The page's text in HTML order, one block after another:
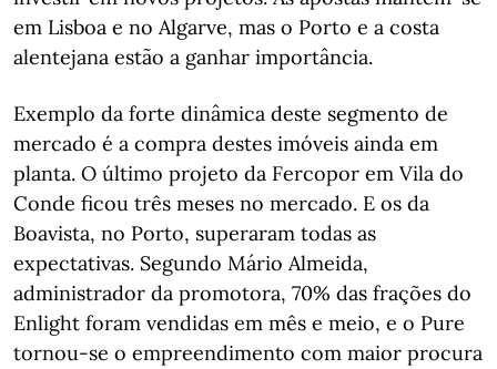
em Lisboa e no Algarve, mas o Porto e a costa
alentejana estão a ganhar importância.
Exemplo da forte dinâmica deste segmento de
mercado é a compra destes imóveis ainda em
planta. O último projeto da Fercopor em Vila do
Conde ficou três meses no mercado. E os da
Boavista, no Porto, superaram todas as
expectativas. Segundo Mário Almeida,
administrador da promotora, 70% das frações do
Enlight foram vendidas em mês e meio, e o Pure
tornou-se o empreendimento com maior procura